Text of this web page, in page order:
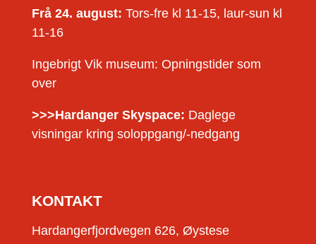
Frå 24. august: Tors-fre kl 11-15, laur-sun kl
11-16
Ingebrigt Vik museum: Opningstider som
over
>>>Hardanger Skyspace: Daglege
visningar kring soloppgang/-nedgang
KONTAKT
Hardangerfjordvegen 626, Øystese